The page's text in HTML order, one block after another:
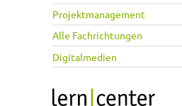
Projektmanagement
Alle Fachrichtungen
Digitalmedien